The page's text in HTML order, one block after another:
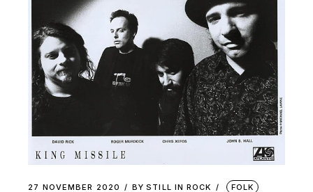
27 NOVEMBER 2020 BY STILL IN ROCK
FOLK